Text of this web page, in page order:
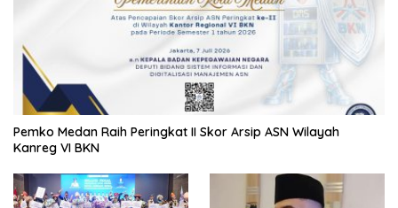
Pemko Medan Raih Peringkat II Skor Arsip ASN Wilayah
Kanreg VI BKN